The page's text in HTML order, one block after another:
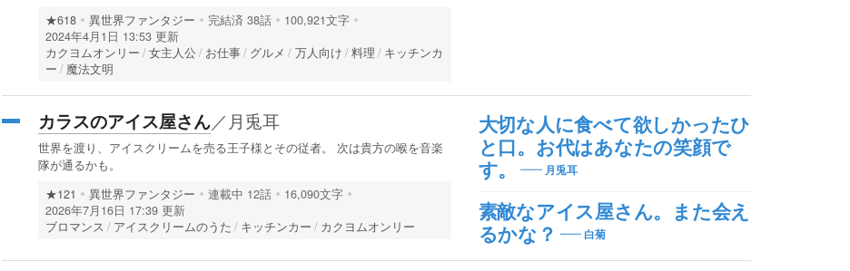
★618 異世界ファンタジー 完結済 38話
100,921文字
2024年4月1日 13:53 更新
カクヨムオンリー
女主人公 お仕事 グルメ 万人向け 料理
キッチンカ
ー
魔法文明
大切な人に食べて欲しかったひ
と口。お代はあなたの笑顔で
す。
月兎耳
素敵なアイス屋さん。また会え
るかな？
白菊
カラスのアイス屋さん／ 月兎耳
世界を渡り、アイスクリームを売る王子様とその従者。 次は貴方の喉を音楽
隊が通るかも。
★121 異世界ファンタジー 連載中 12話
16,090文字
2026年7月16日 17:39 更新
ブロマンス
アイスクリームのうた キッチンカー カクヨムオンリー